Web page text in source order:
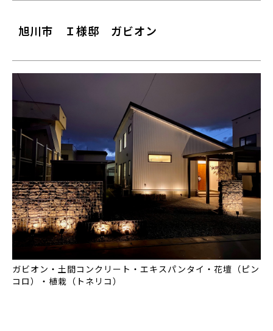
旭川市 Ｉ様邸 ガビオン
ガビオン・土間コンクリート・エキスパンタイ・花壇（ピン
コロ）・植栽（トネリコ）